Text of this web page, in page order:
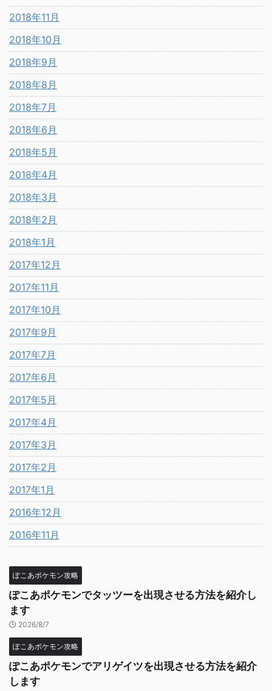
2018年11月
2018年10月
2018年9月
2018年8月
2018年7月
2018年6月
2018年5月
2018年4月
2018年3月
2018年2月
2018年1月
2017年12月
2017年11月
2017年10月
2017年9月
2017年7月
2017年6月
2017年5月
2017年4月
2017年3月
2017年2月
2017年1月
2016年12月
2016年11月
ぽこあポケモン攻略
ぽこあポケモンでタッツーを出現させる方法を紹介し
ます
2026/8/7
ぽこあポケモン攻略
ぽこあポケモンでアリゲイツを出現させる方法を紹介
します